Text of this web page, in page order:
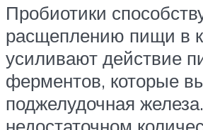
Пробиотики
расщеплению пищи в
усиливают действие
ферментов, которые
поджелудочная